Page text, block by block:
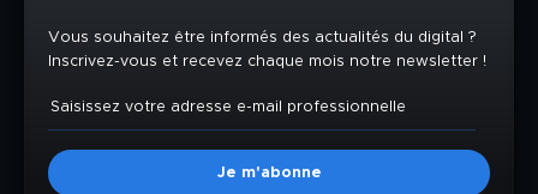
Vous souhaitez être informés des actualités du digital ?
Inscrivez-vous et recevez chaque mois notre newsletter !